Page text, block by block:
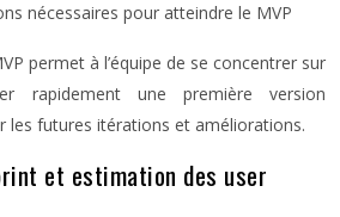
nécessaires pour atteindre le MVP
permet à l’équipe de se concentrer sur
rapidement une première version
les futures itérations et améliorations.
et estimation des user